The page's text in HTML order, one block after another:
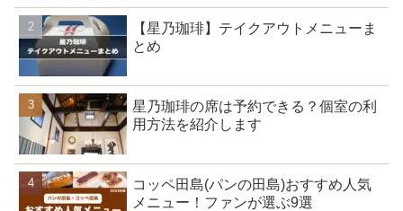
【星乃珈琲】テイクアウトメニューま
とめ
星乃珈琲の席は予約できる？個室の利
用方法を紹介します
コッペ田島(パンの田島)おすすめ人気
メニュー！ファンが選ぶ9選